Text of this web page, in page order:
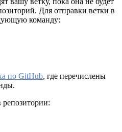
Для отправки ветки в
команду:
по GitHub, где перечислены